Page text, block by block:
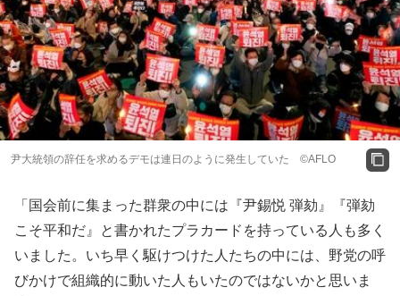
尹大統領の辞任を求めるデモは連日のように発生していた ©AFLO
「国会前に集まった群衆の中には『尹錫悦 弾劾』『弾劾
こそ平和だ』と書かれたプラカードを持っている人も多く
いました。いち早く駆けつけた人たちの中には、野党の呼
びかけで組織的に動いた人もいたのではないかと思いま